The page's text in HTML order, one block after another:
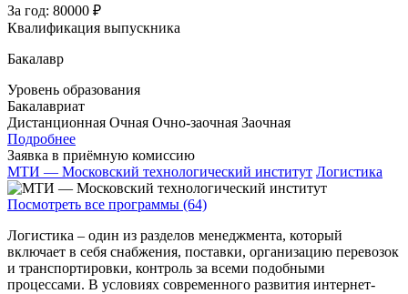
За год: 80000 ₽
Квалификация выпускника
Бакалавр
Уровень образования
Бакалавриат
Дистанционная Очная Очно-заочная Заочная
Подробнее
Заявка в приёмную комиссию
МТИ — Московский технологический институт Логистика
Посмотреть все программы (64)
Логистика – один из разделов менеджмента, который
включает в себя снабжения, поставки, организацию перевозок
и транспортировки, контроль за всеми подобными
процессами. В условиях современного развития интернет-